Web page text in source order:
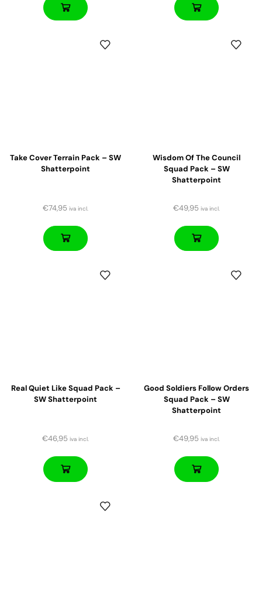
Take Cover Terrain Pack – SW
Shatterpoint
€74,95 iva incl.
Wisdom Of The Council
Squad Pack – SW
Shatterpoint
€49,95 iva incl.
Real Quiet Like Squad Pack –
SW Shatterpoint
€46,95 iva incl.
Good Soldiers Follow Orders
Squad Pack – SW
Shatterpoint
€49,95 iva incl.